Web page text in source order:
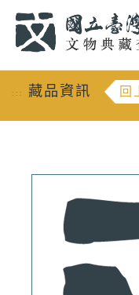
::: 藏品資訊 回